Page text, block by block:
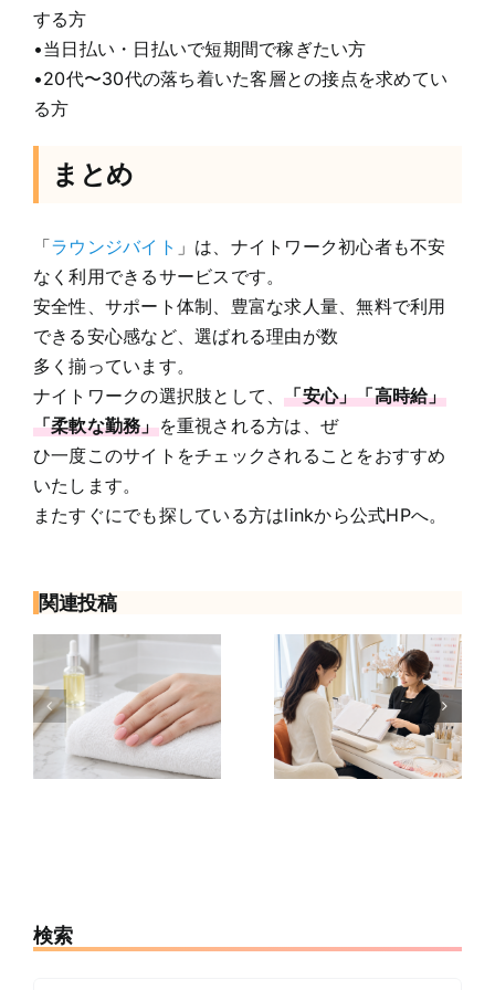
する方
•当日払い・日払いで短期間で稼ぎたい方
•20代〜30代の落ち着いた客層との接点を求めてい
る方
まとめ
「ラウンジバイト 」は、ナイトワーク初心者も不安
なく利用できるサービスです。
安全性、サポート体制、豊富な求人量、無料で利用
できる安心感など、選ばれる理由が数
多く揃っています。
ナイトワークの選択肢として、「安心」「高時給」
「柔軟な勤務」を重視される方は、ぜ
ひ一度このサイトをチェックされることをおすすめ
いたします。
またすぐにでも探している方はlinkから公式HPへ。
関連投稿
サロン見学で
聞くこと12選
｜応募前の質
問チェックリ
ネイリスト求
人の試用期間
とは？給与・
研修・本採用
前に確認した
検索